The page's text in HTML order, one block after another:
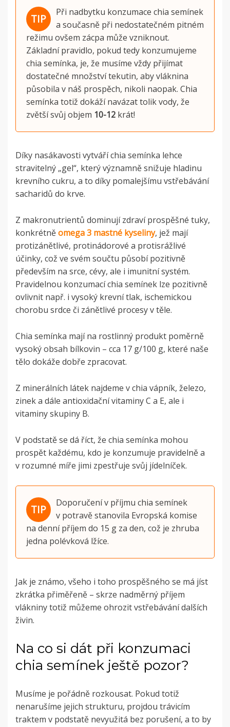
Při nadbytku konzumace chia semínek
a současně při nedostatečném pitném
režimu ovšem zácpa může vzniknout.
Základní pravidlo, pokud tedy konzumujeme
chia semínka, je, že musíme vždy přijímat
dostatečné množství tekutin, aby vláknina
působila v náš prospěch, nikoli naopak. Chia
semínka totiž dokáží navázat tolik vody, že
zvětší svůj objem 10-12 krát!
Díky nasákavosti vytváří chia semínka lehce
stravitelný „gel“, který významně snižuje hladinu
krevního cukru, a to díky pomalejšímu vstřebávání
sacharidů do krve.
Z makronutrientů dominují zdraví prospěšné tuky,
konkrétněomega 3 mastné kyseliny, jež mají
protizánětlivé, protinádorové a protisrážlivé
účinky, což ve svém součtu působí pozitivně
především na srce, cévy, ale i imunitní systém.
Pravidelnou konzumací chia semínek lze pozitivně
ovlivnit např. i vysoký krevní tlak, ischemickou
chorobu srdce či zánětlivé procesy v těle.
Chia semínka mají na rostlinný produkt poměrně
vysoký obsah bílkovin – cca 17 g/100 g, které naše
tělo dokáže dobře zpracovat.
Z minerálních látek najdeme v chia vápník, železo,
zinek a dále antioxidační vitaminy C a E, ale i
vitaminy skupiny B.
V podstatě se dá říct, že chia semínka mohou
prospět každému, kdo je konzumuje pravidelně a
v rozumné míře jimi zpestřuje svůj jídelníček.
Doporučení v příjmu chia semínek
v potravě stanovila Evropská komise
na denní příjem do 15 g za den, což je zhruba
jedna polévková lžíce.
Jak je známo, všeho i toho prospěšného se má jíst
zkrátka přiměřeně – skrze nadměrný příjem
vlákniny totiž můžeme ohrozit vstřebávání dalších
živin.
Na co si dát při konzumaci
chia semínek ještě pozor?
Musíme je pořádně rozkousat. Pokud totiž
nenarušíme jejich strukturu, projdou trávicím
traktem v podstatě nevyužitá bez porušení, a to by